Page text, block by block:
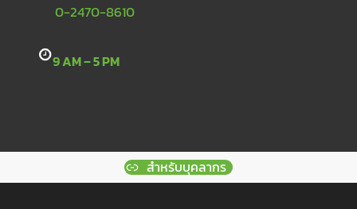
0-2470-8610
9 AM – 5 PM
สำหรับบุคลากร